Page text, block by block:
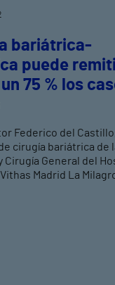
bariátrica-
puede
75 % los
Federico del
cirugía bariátrica de
Cirugía General del
Madrid La